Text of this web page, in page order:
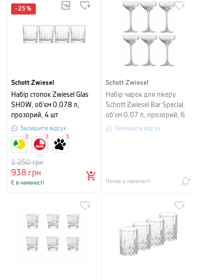
-25 %
Schott Zwiesel
Набір стопок Zwiesel Glas
SHOW, об'єм 0,078 л,
прозорий, 4 шт
Залишити відгук
938грн
1 250грн
Є в наявності
3 3 3
Schott Zwiesel
Набір чарок для лікеру
Schott Zwiesel Bar Special,
об'єм 0,07 л, прозорий, 6
штукЗалишити відгук
Немає в наявності